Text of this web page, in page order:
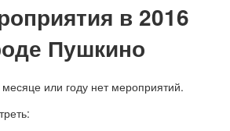
в 2016
Пушкино
или году нет мероприятий.